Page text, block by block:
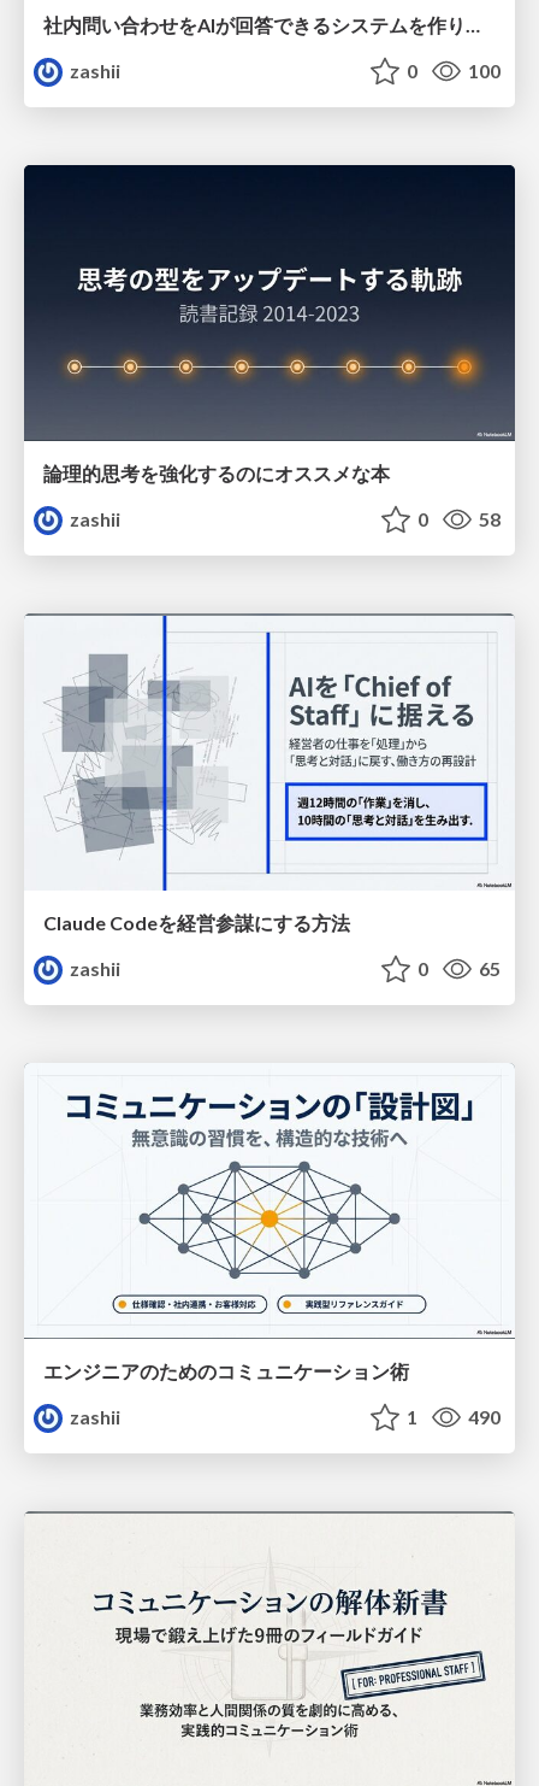
社内問い合わせをAIが回答できるシステムを作りました
zashii
0 100
論理的思考を強化するのにオススメな本
zashii
0 58
Claude Codeを経営参謀にする方法
zashii
0 65
エンジニアのためのコミュニケーション術
zashii
1 490